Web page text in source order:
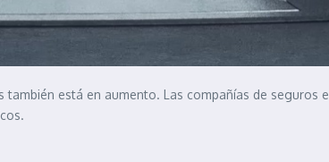
está en aumento. Las compañías de seguros